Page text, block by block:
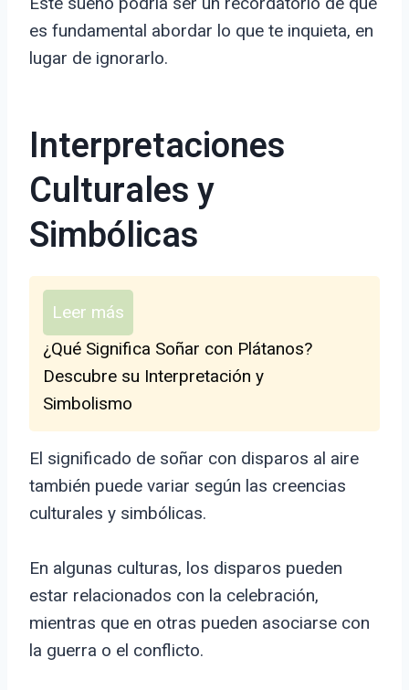
es fundamental abordar lo que te inquieta, en
lugar de ignorarlo.
Interpretaciones
Culturales y
Simbólicas
Leer más
¿Qué Significa Soñar con Plátanos?
Descubre su Interpretación y
Simbolismo
El significado de soñar con disparos al aire
también puede variar según las creencias
culturales y simbólicas.
En algunas culturas, los disparos pueden
estar relacionados con la celebración,
mientras que en otras pueden asociarse con
la guerra o el conflicto.